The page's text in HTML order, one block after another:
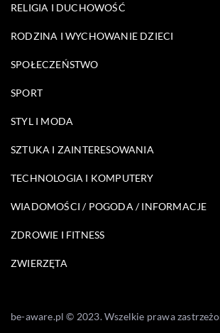
RELIGIA I DUCHOWOŚĆ
RODZINA I WYCHOWANIE DZIECI
SPOŁECZEŃSTWO
SPORT
STYL I MODA
SZTUKA I ZAINTERESOWANIA
TECHNOLOGIA I KOMPUTERY
WIADOMOŚCI / POGODA / INFORMACJE
ZDROWIE I FITNESS
ZWIERZĘTA
be-aware.pl © 2023. Wszelkie prawa